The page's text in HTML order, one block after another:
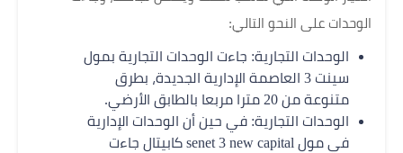
الوحدات على النحو التالي:
الوحدات التجارية: جاءت الوحدات التجارية بمول
سينت 3 العاصمة الإدارية الجديدة، بطرق
متنوعة من 20 مترا مربعا بالطابق الأرضي.
الوحدات التجارية: في حين أن الوحدات الإدارية
في مول senet 3 new capital كابيتال جاءت